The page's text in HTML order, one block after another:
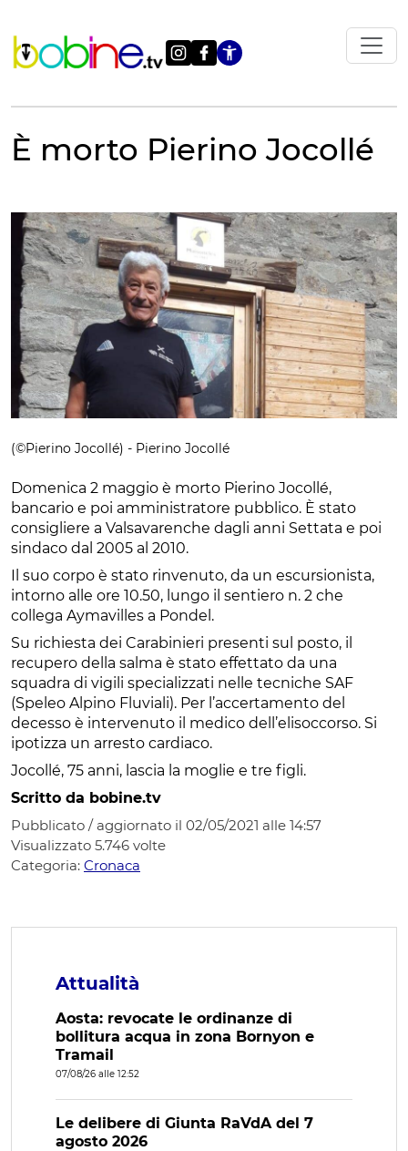
contenuto
Apri le
È morto Pierino Jocollé
(©Pierino Jocollé) - Pierino Jocollé
Domenica 2 maggio è morto Pierino Jocollé,
bancario e poi amministratore pubblico. È stato
consigliere a Valsavarenche dagli anni Settata e poi
sindaco dal 2005 al 2010.
Il suo corpo è stato rinvenuto, da un escursionista,
intorno alle ore 10.50, lungo il sentiero n. 2 che
collega Aymavilles a Pondel.
Su richiesta dei Carabinieri presenti sul posto, il
recupero della salma è stato effettato da una
squadra di vigili specializzati nelle tecniche SAF
(Speleo Alpino Fluviali). Per l’accertamento del
decesso è intervenuto il medico dell’elisoccorso. Si
ipotizza un arresto cardiaco.
Jocollé, 75 anni, lascia la moglie e tre figli.
Scritto da bobine.tv
Pubblicato / aggiornato il 02/05/2021 alle 14:57
Visualizzato 5.746 volte
Categoria: Cronaca
Attualità
Aosta: revocate le ordinanze di
bollitura acqua in zona Bornyon e
Tramail
07/08/26 alle 12:52
Le delibere di Giunta RaVdA del 7
agosto 2026